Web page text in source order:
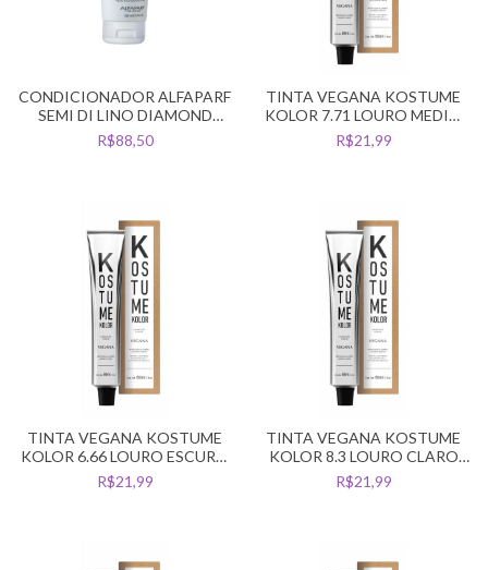
CONDICIONADOR ALFAPARF
SEMI DI LINO DIAMOND
ILLUMINATING 200ML
R$88,50
TINTA VEGANA KOSTUME
KOLOR 7.71 LOURO MEDIO
MARROM ACINZENTADO
R$21,99
TINTA VEGANA KOSTUME
KOLOR 6.66 LOURO ESCURO
VERMELHO INTENSO
R$21,99
TINTA VEGANA KOSTUME
KOLOR 8.3 LOURO CLARO
DOURADO
R$21,99